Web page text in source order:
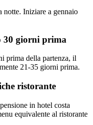
notte. Iniziare a gennaio
30 giorni prima
prima della partenza, il
21-35 giorni prima.
ristorante
in hotel costa
equivalente al ristorante